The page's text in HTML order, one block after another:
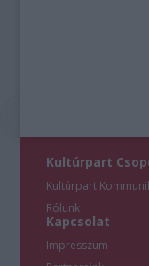
Kultúrpart
Kultúrpart
Rólunk
Kapcsolat
Impresszum